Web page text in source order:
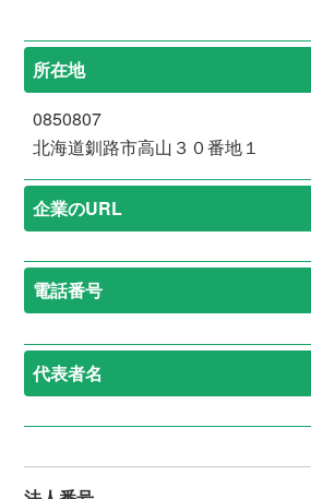
所在地
0850807
北海道釧路市高山３０番地１
企業のURL
電話番号
代表者名